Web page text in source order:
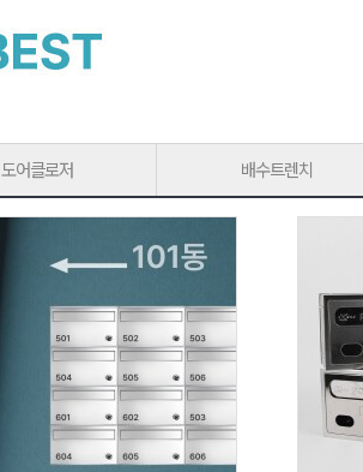
도어클로저 배수트렌치